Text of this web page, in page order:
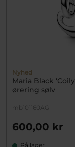
Nyhed
Maria Black
ørering sølv
mb101160AG
600,00 kr
På lager